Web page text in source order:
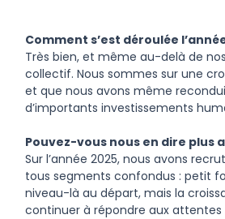
Comment s’est déroulée
Très bien, et même au-delà de
collectif. Nous sommes sur une
et que nous avons même
d’importants investissements
Pouvez-vous nous en dire plus
Sur l’année 2025, nous avons
tous segments confondus : petit
niveau-là au départ, mais la
continuer à répondre aux